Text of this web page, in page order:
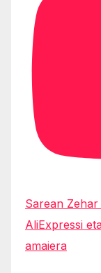
Sarean
AliExpressi
amaiera